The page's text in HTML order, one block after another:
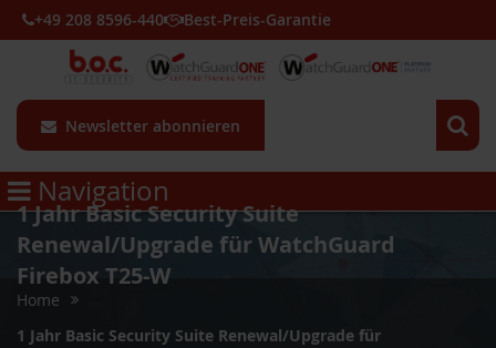
Newsletter abonnieren
+49 208 8596-440 Best-Preis-Garantie
Navigation
1 Jahr Basic Security Suite
Renewal/Upgrade für WatchGuard
Firebox T25-W
Home
1 Jahr Basic Security Suite Renewal/Upgrade für